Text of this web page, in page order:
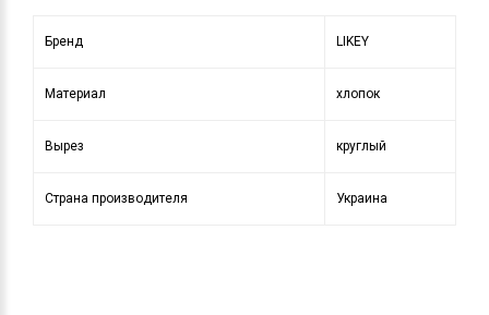
Бренд LIKEY
Материал хлопок
Вырез круглый
Страна производителя Украина